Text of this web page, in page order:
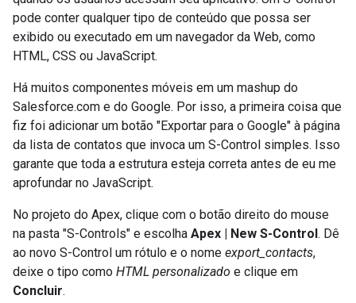
pode conter qualquer tipo de conteúdo que possa ser
exibido ou executado em um navegador da Web, como
HTML, CSS ou JavaScript.
Há muitos componentes móveis em um mashup do
Salesforce.com e do Google. Por isso, a primeira coisa que
fiz foi adicionar um botão "Exportar para o Google" à página
da lista de contatos que invoca um S-Control simples. Isso
garante que toda a estrutura esteja correta antes de eu me
aprofundar no JavaScript.
No projeto do Apex, clique com o botão direito do mouse
na pasta "S-Controls" e escolha Apex | New S-Control. Dê
ao novo S-Control um rótulo e o nome export_contacts,
deixe o tipo como HTML personalizado e clique em
Concluir.